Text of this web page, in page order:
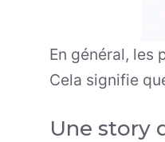
En général, les
Cela signifie
Une story